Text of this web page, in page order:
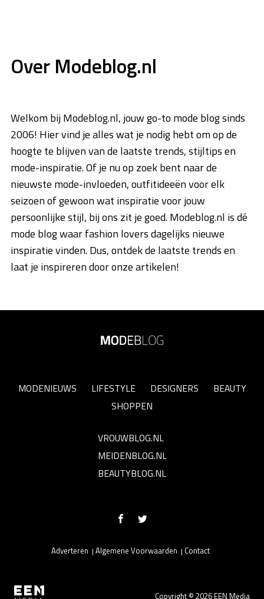
Over Modeblog.nl
Welkom bij Modeblog.nl, jouw go-to mode blog sinds
2006! Hier vind je alles wat je nodig hebt om op de
hoogte te blijven van de laatste trends, stijltips en
mode-inspiratie. Of je nu op zoek bent naar de
nieuwste mode-invloeden, outfitideeën voor elk
seizoen of gewoon wat inspiratie voor jouw
persoonlijke stijl, bij ons zit je goed. Modeblog.nl is dé
mode blog waar fashion lovers dagelijks nieuwe
inspiratie vinden. Dus, ontdek de laatste trends en
laat je inspireren door onze artikelen!
MODENIEUWS LIFESTYLE DESIGNERS
BEAUTY
SHOPPEN
VROUWBLOG.NL
MEIDENBLOG.NL
BEAUTYBLOG.NL
Copyright © 2026 EEN Media
Adverteren Algemene Voorwaarden Contact